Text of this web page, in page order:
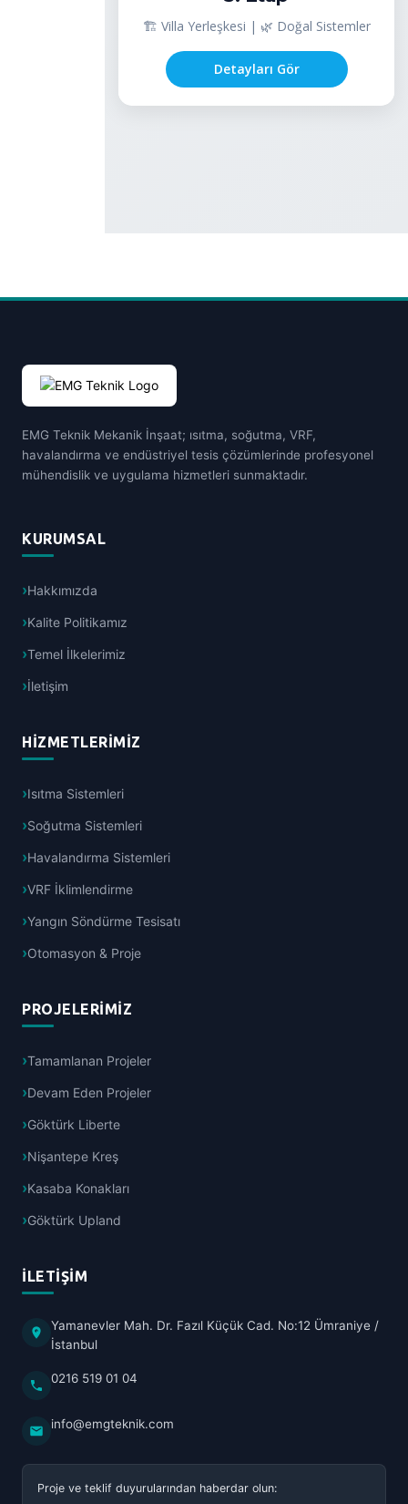
🏗️ Villa Yerleşkesi | 🌿 Doğal Sistemler
Detayları Gör
EMG Teknik Mekanik İnşaat; ısıtma, soğutma, VRF,
havalandırma ve endüstriyel tesis çözümlerinde profesyonel
mühendislik ve uygulama hizmetleri sunmaktadır.
KURUMSAL
Hakkımızda
Kalite Politikamız
Temel İlkelerimiz
İletişim
HIZMETLERIMIZ
Isıtma Sistemleri
Soğutma Sistemleri
Havalandırma Sistemleri
VRF İklimlendirme
Yangın Söndürme Tesisatı
Otomasyon & Proje
PROJELERIMIZ
Tamamlanan Projeler
Devam Eden Projeler
Göktürk Liberte
Nişantepe Kreş
Kasaba Konakları
Göktürk Upland
İLETIŞIM
Yamanevler Mah. Dr. Fazıl Küçük Cad. No:12 Ümraniye /
İstanbul
0216 519 01 04
info@emgteknik.com
Proje ve teklif duyurularından haberdar olun: